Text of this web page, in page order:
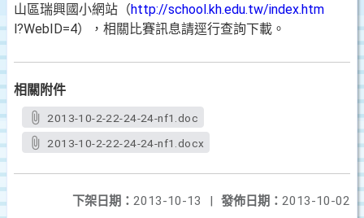
山區瑞興國小網站（http://school.kh.edu.tw/index.htm
l?WebID=4），相關比賽訊息請逕行查詢下載。
相關附件
2013-10-2-22-24-24-nf1.doc
2013-10-2-22-24-24-nf1.docx
發佈日期： 2013-10-02
下架日期： 2013-10-13
|